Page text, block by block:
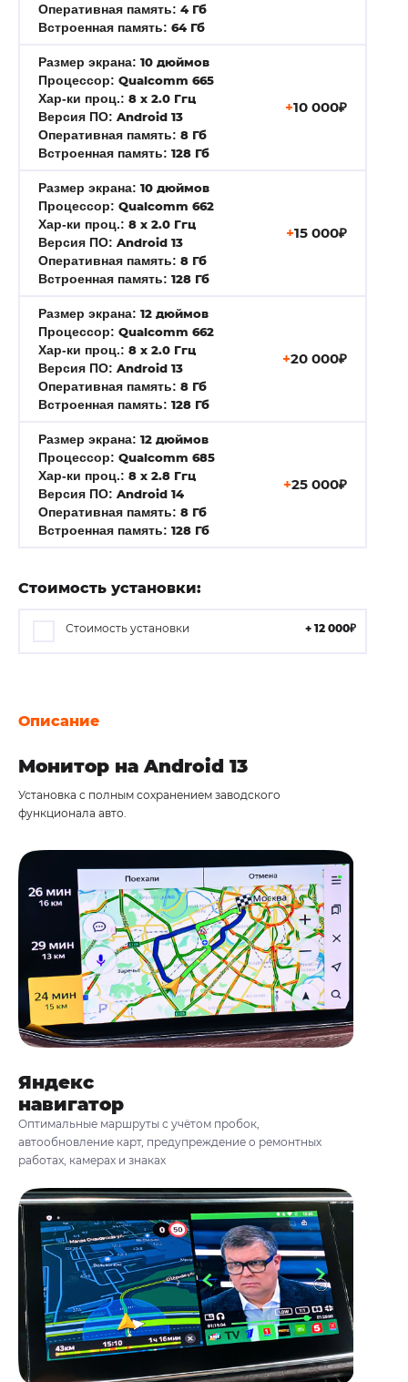
Оперативная память: 4 Гб
Встроенная память: 64 Гб
Размер экрана: 10 дюймов
Процессор: Qualcomm 665
Хар-ки проц.: 8 x 2.0 Ггц
Версия ПО: Android 13
Оперативная память: 8 Гб
Встроенная память: 128 Гб
+10 000₽
Размер экрана: 10 дюймов
Процессор: Qualcomm 662
Хар-ки проц.: 8 x 2.0 Ггц
Версия ПО: Android 13
Оперативная память: 8 Гб
Встроенная память: 128 Гб
+15 000₽
Размер экрана: 12 дюймов
Процессор: Qualcomm 662
Хар-ки проц.: 8 x 2.0 Ггц
Версия ПО: Android 13
Оперативная память: 8 Гб
Встроенная память: 128 Гб
+20 000₽
Размер экрана: 12 дюймов
Процессор: Qualcomm 685
Хар-ки проц.: 8 x 2.8 Ггц
Версия ПО: Android 14
Оперативная память: 8 Гб
Встроенная память: 128 Гб
+25 000₽
Стоимость установки:
Стоимость установки + 12 000₽
Описание
Монитор на Android 13
Установка с полным сохранением заводского
функционала авто.
Яндекс
навигатор
Оптимальные маршруты с учётом пробок,
автообновление карт, предупреждение о ремонтных
работах, камерах и знаках